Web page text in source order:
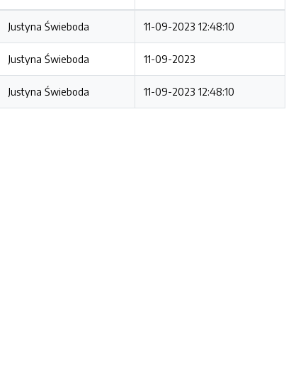
Justyna Świeboda 11-09-2023 12:48:10
Justyna Świeboda 11-09-2023
Justyna Świeboda 11-09-2023 12:48:10